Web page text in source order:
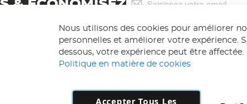
& ECONOMISEZ
lettre
d’information
:
Nous utilisons des cookies pour améliorer
personnelles et améliorer votre expérience.
dessous, votre expérience peut être
Politique en matière de cookies
Accepter Tous Les